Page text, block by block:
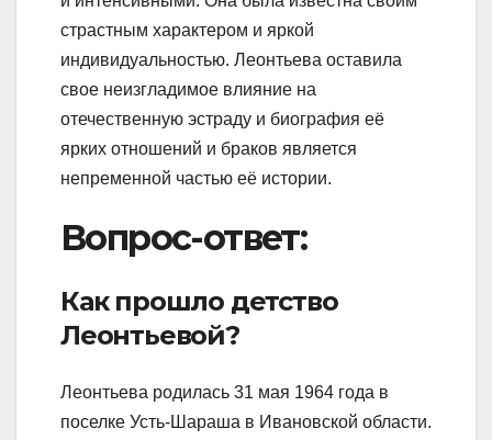
страстным характером и яркой
индивидуальностью. Леонтьева оставила
свое неизгладимое влияние на
отечественную эстраду и биография её
ярких отношений и браков является
непременной частью её истории.
Вопрос-ответ:
Как прошло детство
Леонтьевой?
Леонтьева родилась 31 мая 1964 года в
поселке Усть-Шараша в Ивановской области.